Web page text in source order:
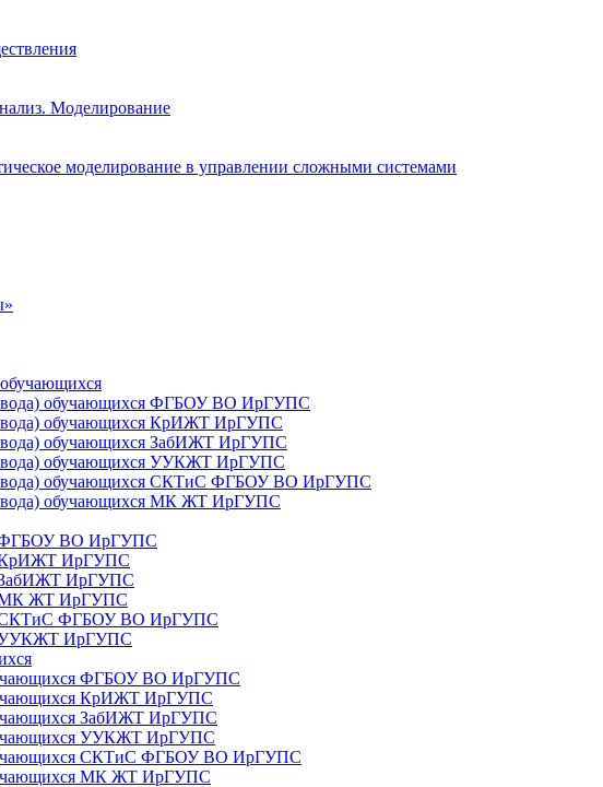
Моделирование
моделирование в управлении сложными системами
обучающихся ФГБОУ ВО ИрГУПС
обучающихся КрИЖТ ИрГУПС
обучающихся ЗабИЖТ ИрГУПС
обучающихся УУКЖТ ИрГУПС
обучающихся СКТиС ФГБОУ ВО ИрГУПС
обучающихся МК ЖТ ИрГУПС
ФГБОУ ВО ИрГУПС
КрИЖТ ИрГУПС
ЗабИЖТ ИрГУПС
МК ЖТ ИрГУПС
СКТиС ФГБОУ ВО ИрГУПС
УУКЖТ ИрГУПС
ФГБОУ ВО ИрГУПС
КрИЖТ ИрГУПС
ЗабИЖТ ИрГУПС
УУКЖТ ИрГУПС
СКТиС ФГБОУ ВО ИрГУПС
МК ЖТ ИрГУПС